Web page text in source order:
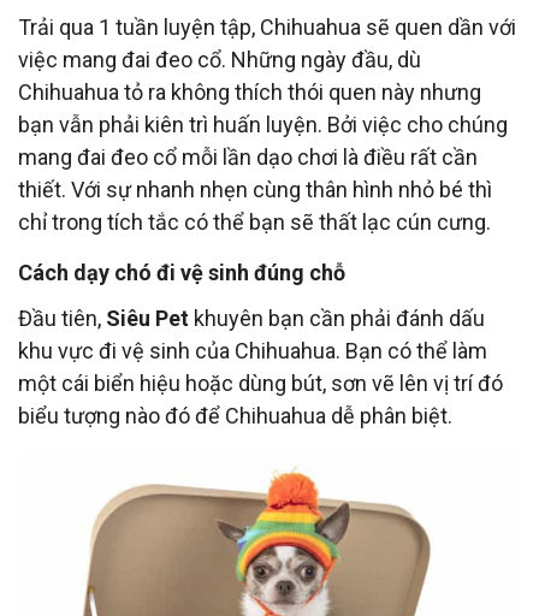
Trải qua 1 tuần luyện tập, Chihuahua sẽ quen dần với
việc mang đai đeo cổ. Những ngày đầu, dù
Chihuahua tỏ ra không thích thói quen này nhưng
bạn vẫn phải kiên trì huấn luyện. Bởi việc cho chúng
mang đai đeo cổ mỗi lần dạo chơi là điều rất cần
thiết. Với sự nhanh nhẹn cùng thân hình nhỏ bé thì
chỉ trong tích tắc có thể bạn sẽ thất lạc cún cưng.
Cách dạy chó đi vệ sinh đúng chỗ
Đầu tiên, Siêu Pet khuyên bạn cần phải đánh dấu
khu vực đi vệ sinh của Chihuahua. Bạn có thể làm
một cái biển hiệu hoặc dùng bút, sơn vẽ lên vị trí đó
biểu tượng nào đó để Chihuahua dễ phân biệt.